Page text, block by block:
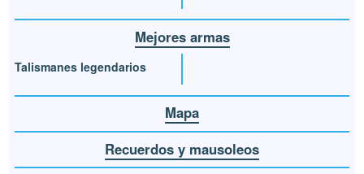
Mejores armas
Talismanes legendarios
Mapa
Recuerdos y mausoleos